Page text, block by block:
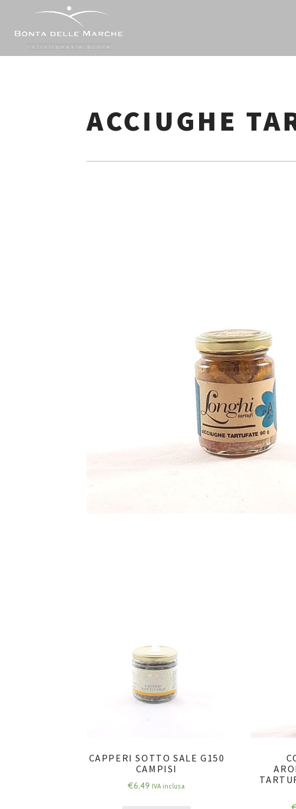
ACCIUGHE
CAPPERI SOTTO SALE G150
CAMPISI
€6,49 IVA inclusa